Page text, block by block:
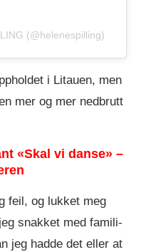
(@helenespilling)
i Litauen, men
mer og mer nedbrutt
«Skal vi danse» –
feil, og luk­ket meg
snak­ket med fa­mi­li­
jeg had­de det el­ler at